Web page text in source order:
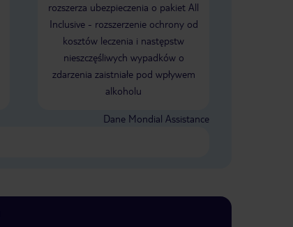
rozszerza ubezpieczenia o pakiet All
Inclusive - rozszerzenie ochrony od
kosztów leczenia i następstw
nieszczęśliwych wypadków o
zdarzenia zaistniałe pod wpływem
alkoholu
Dane Mondial Assistance